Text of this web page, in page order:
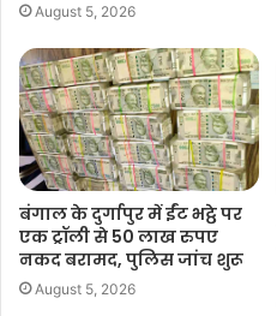
August 5, 2026
बंगाल के दुर्गापुर में ईंट भट्ठे पर
एक ट्रॉली से 50 लाख रुपए
नकद बरामद, पुलिस जांच शुरू
August 5, 2026